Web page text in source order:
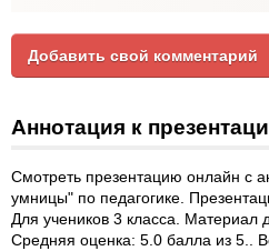
Добавить свой комментарий
Аннотация к
Смотреть презентацию онлайн с
умницы" по педагогике.
Для учеников 3 класса. Материал
Средняя оценка: 5.0 балла из 5..